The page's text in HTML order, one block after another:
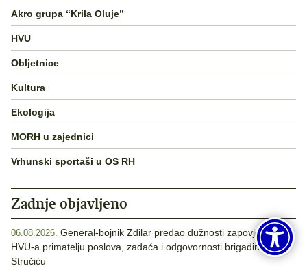
Akro grupa “Krila Oluje”
HVU
Obljetnice
Kultura
Ekologija
MORH u zajednici
Vrhunski sportaši u OS RH
Zadnje objavljeno
06.08.2026. General-bojnik Zdilar predao dužnosti zapovjednika
HVU-a primatelju poslova, zadaća i odgovornosti brigadiru
Stručiću